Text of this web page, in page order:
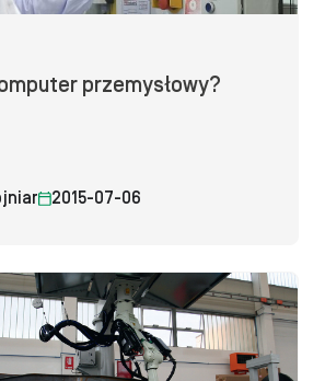
przemysłowy?
2015-07-06